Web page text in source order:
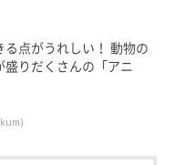
→硬い素材の順）
たり、爪とぎ器にあまり
が引っかかりやすく、柔
しょう。
る点がうれしい！ 動物の
盛りだくさんの「アニ